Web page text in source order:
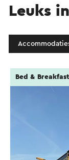
Leuks
Bed & Breakfast